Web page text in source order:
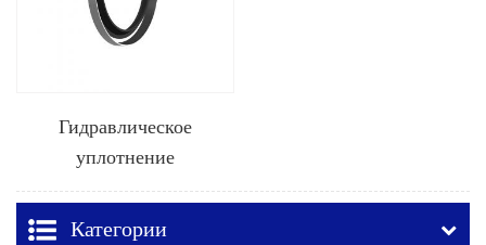
Гидравлическое
уплотнение
стеклоочистителя DLI
Категории